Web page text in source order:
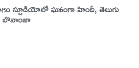
స్టూడియోలో ఘనంగా హిందీ, తెలుగు
బొనాంజా